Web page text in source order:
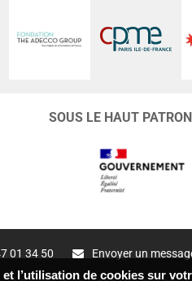
SOUS LE HAUT
01 34 50 Envoyer un
l’utilisation de cookies sur